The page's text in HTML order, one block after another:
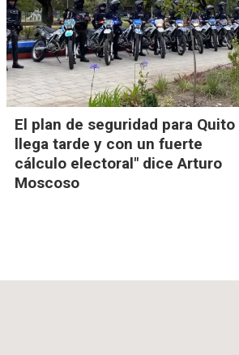
El plan de seguridad para Quito
llega tarde y con un fuerte
cálculo electoral" dice Arturo
Moscoso